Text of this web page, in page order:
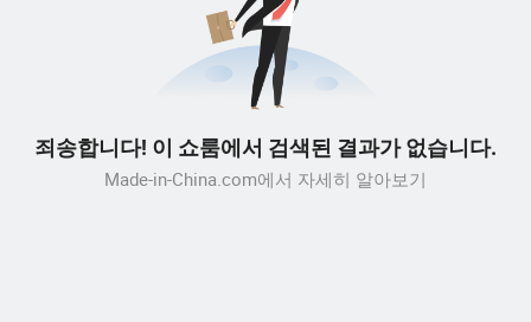
죄송합니다! 이 쇼룸에서 검색된 결과가 없습니다.
Made-in-China.com에서 자세히 알아보기